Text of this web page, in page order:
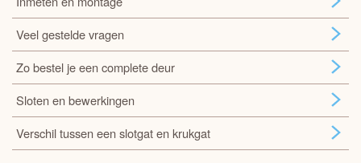
Veel gestelde vragen
Zo bestel je een complete deur
Sloten en bewerkingen
Verschil tussen een slotgat en krukgat